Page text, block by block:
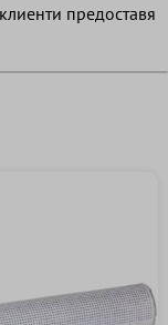
предоставя